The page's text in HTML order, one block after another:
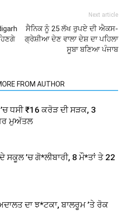
Next article
ਸੈਨਿਕ ਨੂੰ 25 ਲੱਖ ਰੁਪਏ ਦੀ ਐਕਸ-
ਗ੍ਰੇਸ਼ੀਆ ਦੇਣ ਵਾਲਾ ਦੇਸ਼ ਦਾ ਪਹਿਲਾ
ਸੂਬਾ ਬਣਿਆ ਪੰਜਾਬ
FROM AUTHOR
’ਚ ਧਸੀ ₹16 ਕਰੋੜ ਦੀ ਸੜਕ, 3
ਮੁਅੱਤਲ
ਸਕੂਲ ’ਚ ਗੋ*ਲੀਬਾਰੀ, 8 ਮੌ*ਤਾਂ ਤੇ 22
ਦਾ ਝ*ਟਕਾ, ਬਾਲਰੂਮ ’ਤੇ ਰੋਕ